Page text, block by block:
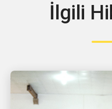
İlgili